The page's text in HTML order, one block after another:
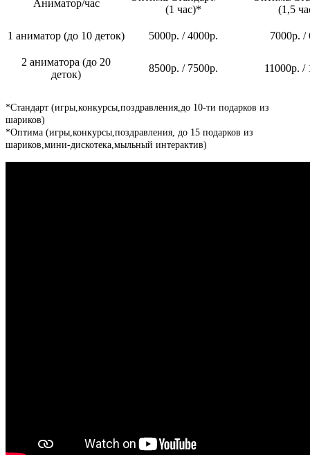
Аниматор/час
(1 час)*
(1,5
1 аниматор (до 10 деток) 5000р. / 4000р. 7000р. /
2 аниматора (до 20
деток)
8500р. / 7500р. 11000р. /
*Стандарт (игры,конкурсы,поздравления,до 10-ти подарков из
шариков)
*Оптима (игры,конкурсы,поздравления, до 15 подарков из
шариков,мини-дискотека,мыльный интерактив)